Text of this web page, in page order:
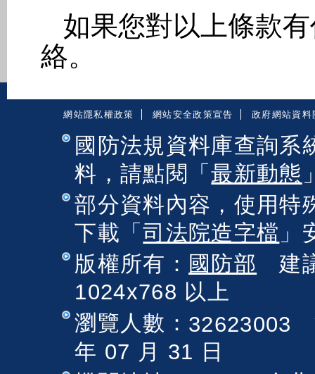
如果您對以上條款
絡。
網站隱私權政策 網站安全政策宣告 政府網站資料
國防法規資料庫查詢系
料，請點閱「最新動態
部分資料內容，使用特
下載「司法院造字檔 」
版權所有： 國防部 建
1024x768 以上
瀏覽人數： 32623003
年 07 月 31 日